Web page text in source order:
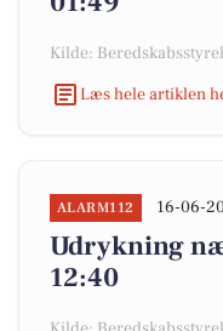
Kilde:
Læs hele artiklen
ALARM112 16-06-
Udrykning
12:40